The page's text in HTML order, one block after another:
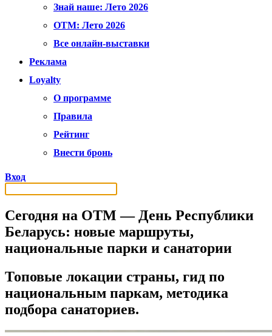
Знай наше: Лето 2026
OTM: Лето 2026
Все онлайн-выставки
Реклама
Loyalty
О программе
Правила
Рейтинг
Внести бронь
Вход
Сегодня на ОТМ — День Республики
Беларусь: новые маршруты,
национальные парки и санатории
Топовые локации страны, гид по
национальным паркам, методика
подбора санаториев.